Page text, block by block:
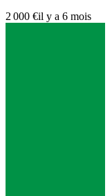
2 000 €il y a 6 mois